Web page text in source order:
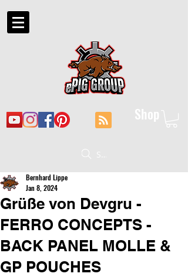
Shop
Suche
Grüße von Devgru -
FERRO CONCEPTS -
BACK PANEL MOLLE &
GP POUCHES
Bernhard Lippe
Jan 8, 2024